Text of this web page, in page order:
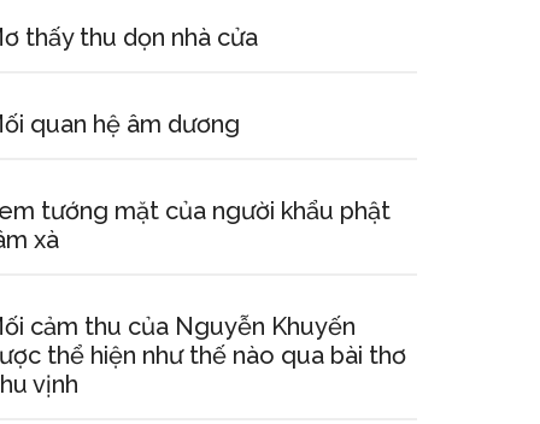
thấy thu dọn nhà cửa
quan hệ âm dương
tướng mặt của người khẩu phật
xà
cảm thu của Nguyễn Khuyến
thể hiện như thế nào qua bài thơ
vịnh